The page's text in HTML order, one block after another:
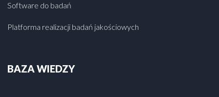
Software do badań
Platforma realizacji badań jakościowych
BAZA WIEDZY